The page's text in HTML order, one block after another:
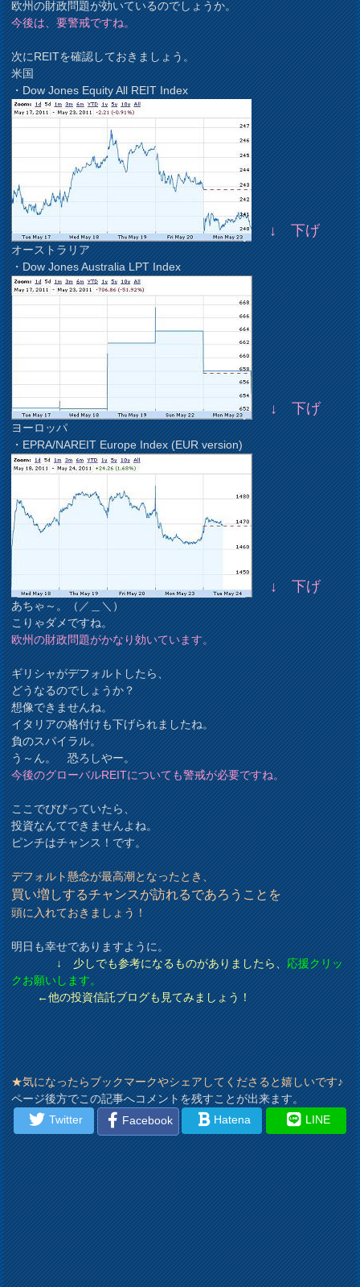
欧州の財政問題が効いているのでしょうか。
今後は、要警戒ですね。
次にREITを確認しておきましょう。
米国
・Dow Jones Equity All REIT Index
↓ 下げ
オーストラリア
・Dow Jones Australia LPT Index
↓ 下げ
ヨーロッパ
・EPRA/NAREIT Europe Index (EUR version)
↓ 下げ
あちゃ～。（／＿＼）
こりゃダメですね。
欧州の財政問題がかなり効いています。
ギリシャがデフォルトしたら、
どうなるのでしょうか？
想像できませんね。
イタリアの格付けも下げられましたね。
負のスパイラル。
う～ん。 恐ろしやー。
今後のグローバルREITについても警戒が必要ですね。
ここでびびっていたら、
投資なんてできませんよね。
ピンチはチャンス！です。
デフォルト懸念が最高潮となったとき、
買い増しするチャンスが訪れるであろうことを
頭に入れておきましょう！
明日も幸せでありますように。
↓ 少しでも参考になるものがありましたら、応援クリッ
クお願いします。
←他の投資信託ブログも見てみましょう！
★気になったらブックマークやシェアしてくださると嬉しいです♪
ページ後方でこの記事へコメントを残すことが出来ます。
Twitter
Facebook Hatena LINE